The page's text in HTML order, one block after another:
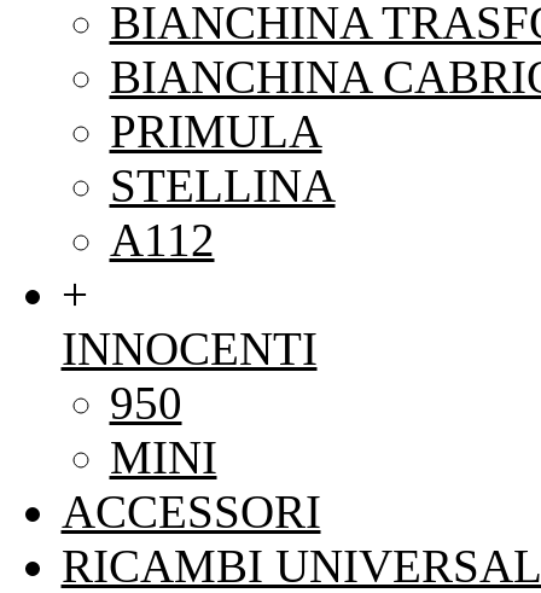
BIANCHINA
BIANCHINA
PRIMULA
STELLINA
A112
+
INNOCENTI
950
MINI
ACCESSORI
RICAMBI